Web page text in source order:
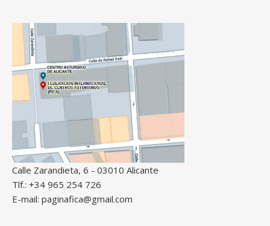
Calle Zarandieta, 6 - 03010 Alicante
Tlf.: +34 965 254 726
E-mail: paginafica@gmail.com